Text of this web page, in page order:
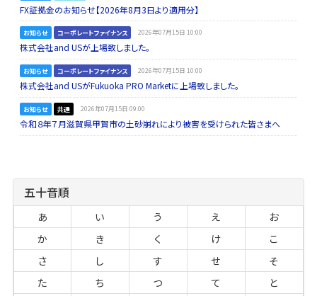
FX証拠金のお知らせ【2026年8月3日より適用分】
お知らせ コーポレートファイナンス 2026年07月15日 10:00
株式会社and USが上場致しました。
お知らせ コーポレートファイナンス 2026年07月15日 10:00
株式会社and USがFukuoka PRO Marketに上場致しました。
お知らせ 共通 2026年07月15日 09:00
令和８年７月滋賀県甲賀市の土砂崩れにより被害を受けられた皆さまへ
五十音順
あ い う え
お
か
き く け
こ
さ
し す せ
そ
た
ち つ て
と